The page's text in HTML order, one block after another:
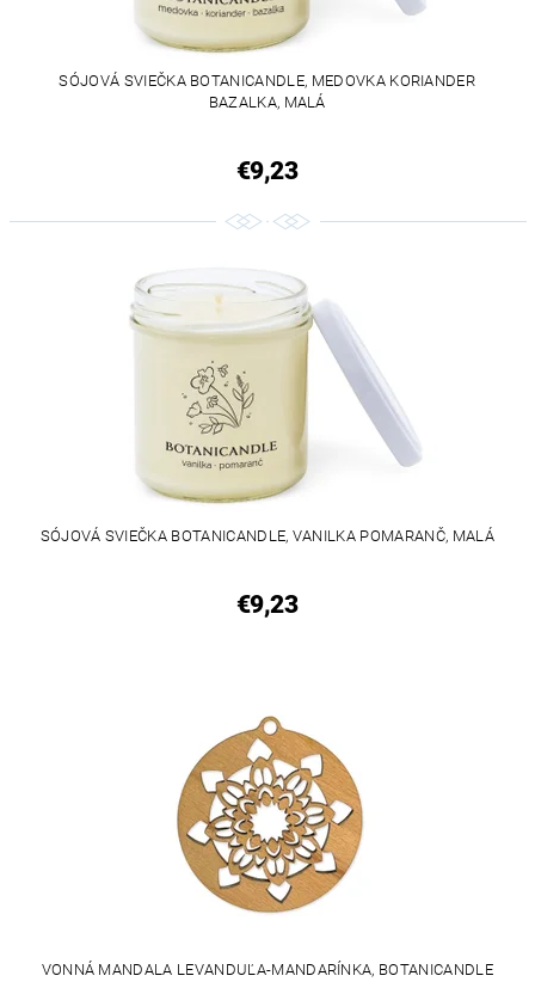
SÓJOVÁ SVIEČKA BOTANICANDLE, MEDOVKA KORIANDER
BAZALKA, MALÁ
€9,23
SÓJOVÁ SVIEČKA BOTANICANDLE, VANILKA POMARANČ, MALÁ
€9,23
VONNÁ MANDALA LEVANDUĽA-MANDARÍNKA, BOTANICANDLE